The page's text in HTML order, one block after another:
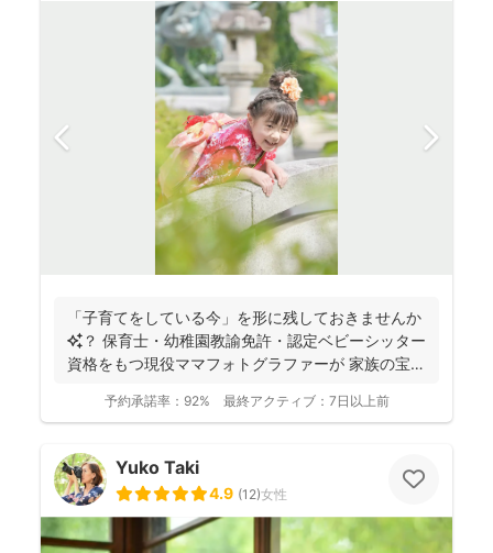
「子育てをしている今」を形に残しておきませんか
✨？ 保育士・幼稚園教諭免許・認定ベビーシッター
資格をもつ現役ママフォトグラファーが 家族の宝物
予約承諾率： 92% 最終アクティブ： 7日以上前
Yuko Taki
4.9 (12)女性